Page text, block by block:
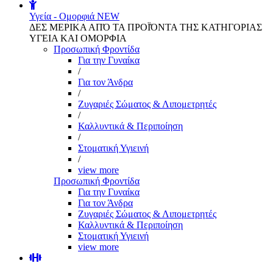
Υγεία - Ομορφιά NEW
ΔΕΣ ΜΕΡΙΚΑ ΑΠΌ ΤΑ ΠΡΟΪΌΝΤΑ ΤΗΣ ΚΑΤΗΓΟΡΙΑΣ
ΥΓΕΙΑ ΚΑΙ ΟΜΟΡΦΙΑ
Προσωπική Φροντίδα
Για την Γυναίκα
/
Για τον Άνδρα
/
Ζυγαριές Σώματος & Λιπομετρητές
/
Καλλυντικά & Περιποίηση
/
Στοματική Υγιεινή
/
view more
Προσωπική Φροντίδα
Για την Γυναίκα
Για τον Άνδρα
Ζυγαριές Σώματος & Λιπομετρητές
Καλλυντικά & Περιποίηση
Στοματική Υγιεινή
view more